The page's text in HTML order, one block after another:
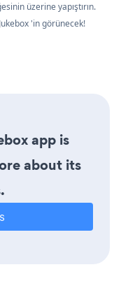
üzerine yapıştırın.
'in görünecek!
app is
about its